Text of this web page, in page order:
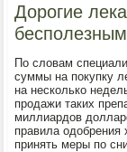
Дорогие
По словам
суммы на покупку
на несколько
продажи таких
миллиардов
правила одобрения
принять меры по